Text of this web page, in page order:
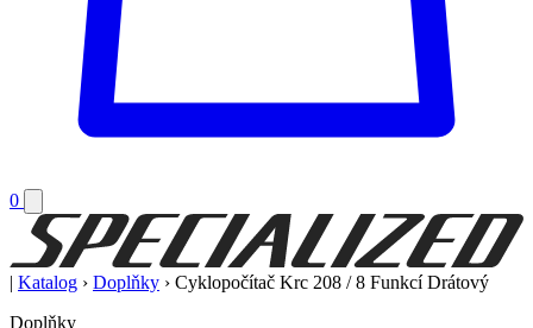
0
| Katalog › Doplňky › Cyklopočítač Krc 208 / 8 Funkcí Drátový
Doplňky